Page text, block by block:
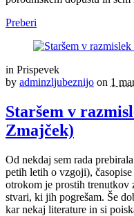
Preberi
in Prispevek
by adminzljubeznijo on 1
Staršem v
Zmajček)
Od nekdaj sem rada
petih letih o vzgoji),
otrokom je prostih trenutkov
stvari, ki jih pogrešam. Še
kar nekaj literature in si